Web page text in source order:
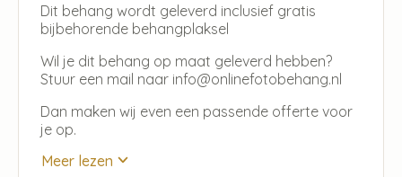
Dit behang wordt geleverd inclusief gratis
bijbehorende behangplaksel
Wil je dit behang op maat geleverd hebben?
Stuur een mail naar info@onlinefotobehang.nl
Dan maken wij even een passende offerte voor
je op.
Meer lezen